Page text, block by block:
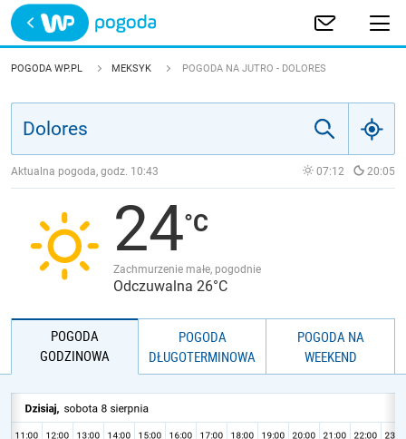
Trwa ładowanie
POLSKA
JAKOŚĆ POWIETRZA
POGODA WP.PL MEKSYK POGODA NA JUTRO - DOLORES
Aktualna pogoda, godz. 10:43 07:12 20:05
24
Zachmurzenie małe, pogodnie
Odczuwalna 26°C
POGODA
GODZINOWA
POGODA
DŁUGOTERMINOWA
POGODA NA
WEEKEND